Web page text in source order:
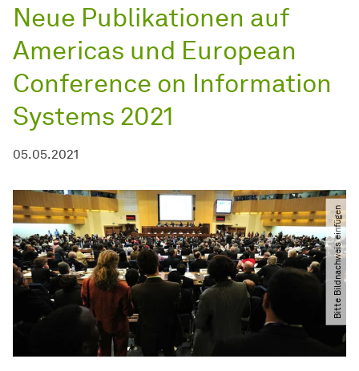
Neue Publikationen auf
Americas und European
Conference on Information
Systems 2021
05.05.2021
Bitte Bildnachweis einfügen